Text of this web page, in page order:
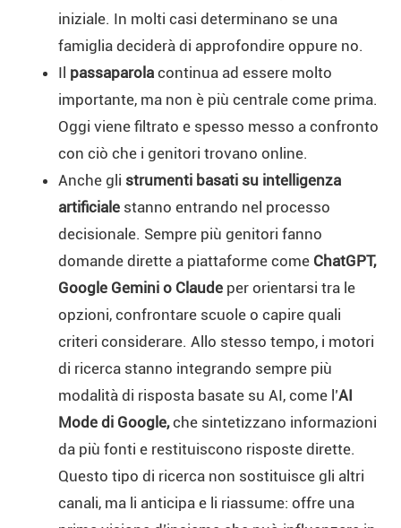
iniziale. In molti casi determinano se una
famiglia deciderà di approfondire oppure no.
Il passaparola continua ad essere molto
importante, ma non è più centrale come prima.
Oggi viene filtrato e spesso messo a confronto
con ciò che i genitori trovano online.
Anche gli strumenti basati su intelligenza
artificiale stanno entrando nel processo
decisionale. Sempre più genitori fanno
domande dirette a piattaforme come ChatGPT,
Google Gemini o Claude per orientarsi tra le
opzioni, confrontare scuole o capire quali
criteri considerare. Allo stesso tempo, i motori
di ricerca stanno integrando sempre più
modalità di risposta basate su AI, come l’AI
Mode di Google,che sintetizzano informazioni
da più fonti e restituiscono risposte dirette.
Questo tipo di ricerca non sostituisce gli altri
canali, ma li anticipa e li riassume: offre una